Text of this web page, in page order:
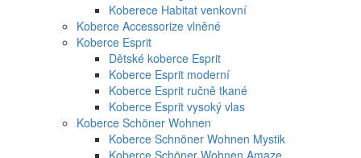
Koberece Habitat venkovní
Koberce Accessorize vlněné
Koberce Esprit
Dětské koberce Esprit
Koberce Esprit moderní
Koberce Esprit ručně tkané
Koberce Esprit vysoký vlas
Koberce Schöner Wohnen
Koberce Schnöner Wohnen Mystik
Koberce Schöner Wohnen Amaze